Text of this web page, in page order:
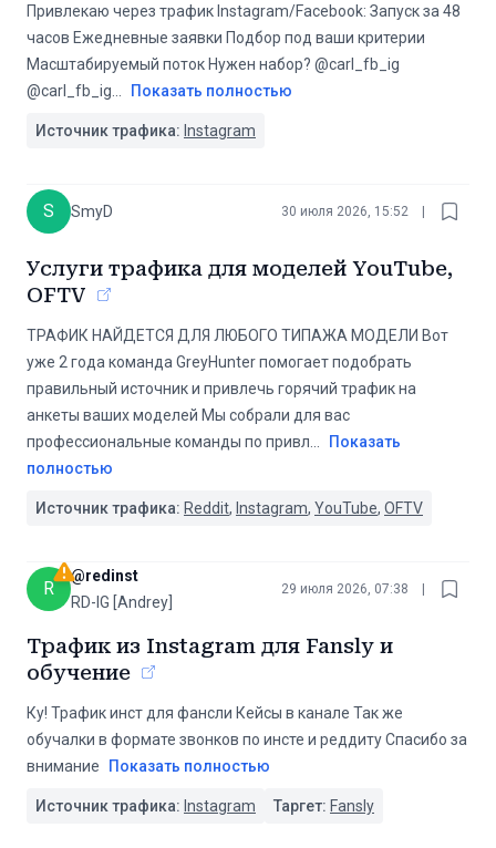
Привлекаю через трафик Instagram/Facebook: Запуск за 48
часов Ежедневные заявки Подбор под ваши критерии
Масштабируемый поток Нужен набор? @carl_fb_ig
@carl_fb_ig
Показать полностью
Источник трафика: Instagram
S SmyD 30 июля 2026, 15:52
Услуги трафика для моделей YouTube,
OFTV
ТРАФИК НАЙДЕТСЯ ДЛЯ ЛЮБОГО ТИПАЖА МОДЕЛИ Вот
уже 2 года команда GreyHunter помогает подобрать
правильный источник и привлечь горячий трафик на
анкеты ваших моделей Мы собрали для вас
профессиональные команды по привл
Показать
полностью
Источник трафика: Reddit, Instagram, YouTube, OFTV
R
@redinst
RD-IG [Andrey]
29 июля 2026, 07:38
Трафик из Instagram для Fansly и
обучение
Ку! Трафик инст для фансли Кейсы в канале Так же
обучалки в формате звонков по инсте и реддиту Спасибо за
внимание
Показать полностью
Источник трафика: Instagram Таргет: Fansly